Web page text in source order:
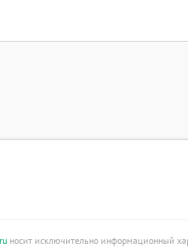
носит исключительно информационный